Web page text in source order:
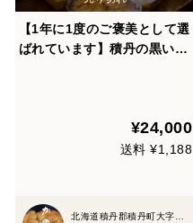
【1年に1度のご褒美として選
ばれています】積丹の黒いダ
¥24,000
送料 ¥1,188
北海道積丹郡積丹町大字日司町